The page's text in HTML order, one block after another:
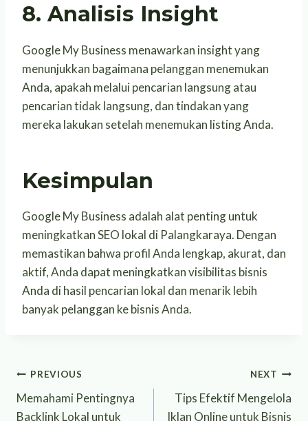
8. Analisis Insight
Google My Business menawarkan insight yang
menunjukkan bagaimana pelanggan menemukan
Anda, apakah melalui pencarian langsung atau
pencarian tidak langsung, dan tindakan yang
mereka lakukan setelah menemukan listing Anda.
Kesimpulan
Google My Business adalah alat penting untuk
meningkatkan SEO lokal di Palangkaraya. Dengan
memastikan bahwa profil Anda lengkap, akurat, dan
aktif, Anda dapat meningkatkan visibilitas bisnis
Anda di hasil pencarian lokal dan menarik lebih
banyak pelanggan ke bisnis Anda.
Post
navigation
PREVIOUS
Memahami Pentingnya
Backlink Lokal untuk
NEXT
Tips Efektif Mengelola
Iklan Online untuk Bisnis